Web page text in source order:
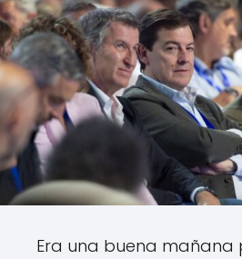
Era una buena mañana